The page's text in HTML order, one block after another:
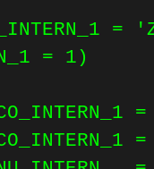
=
= 1)